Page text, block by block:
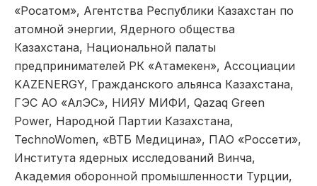
«Росатом», Агентства Республики Казахстан по
атомной энергии, Ядерного общества
Казахстана, Национальной палаты
предпринимателей РК «Атамекен», Ассоциации
KAZENERGY, Гражданского альянса Казахстана,
ГЭС АО «АлЭС», НИЯУ МИФИ, Qazaq Green
Power, Народной Партии Казахстана,
TechnoWomen, «ВТБ Медицина», ПАО «Россети»,
Института ядерных исследований Винча,
Академия оборонной промышленности Турции,